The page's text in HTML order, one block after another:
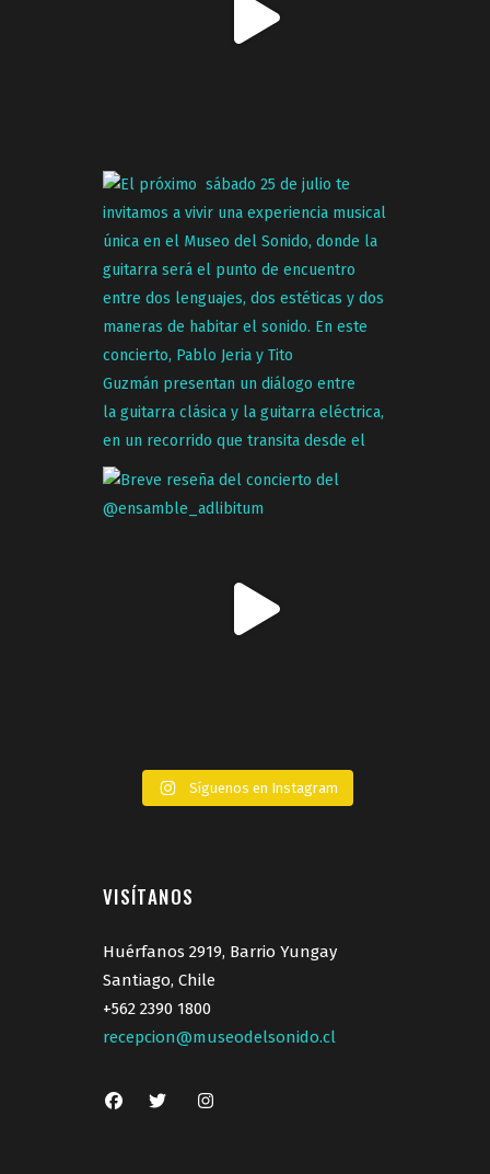
Síguenos en Instagram
VISÍTANOS
Huérfanos 2919, Barrio Yungay
Santiago, Chile
+562 2390 1800
recepcion@museodelsonido.cl